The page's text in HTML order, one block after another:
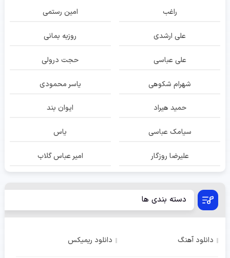
راغب امین رستمی
علی ارشدی روزبه بمانی
علی عباسی حجت درولی
شهرام شکوهی یاسر محمودی
حمید هیراد ایوان بند
سیامک عباسی یاس
علیرضا روزگار امیر عباس گلاب
دسته بندی ها
دانلود آهنگ دانلود ریمیکس